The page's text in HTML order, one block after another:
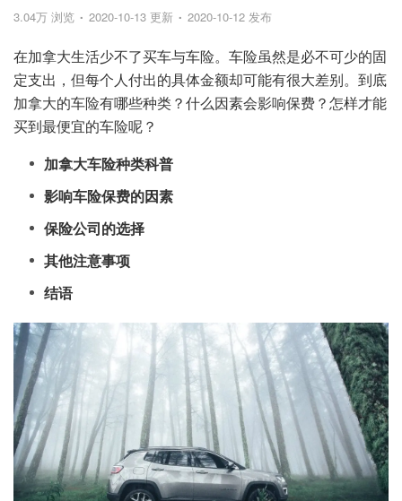
3.04万 浏览 2020-10-13 更新 2020-10-12 发布
在加拿大生活少不了买车与车险。车险虽然是必不可少的固
定支出，但每个人付出的具体金额却可能有很大差别。到底
加拿大的车险有哪些种类？什么因素会影响保费？怎样才能
买到最便宜的车险呢？
加拿大车险种类科普
影响车险保费的因素
保险公司的选择
其他注意事项
结语